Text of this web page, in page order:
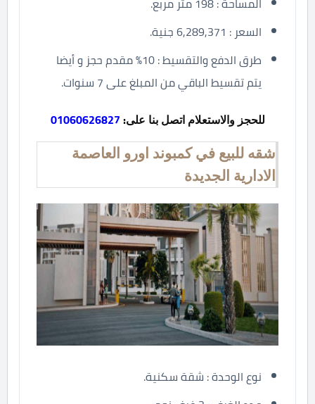
السعر : 6,289,371 جنية.
طرق الدفع والتقسيط : 10% مقدم حجز و أيضا
يتم تقسيط الباقي من المبلغ على 7 سنوات.
للحجز والاستعلام اتصل بنا على:01060626827
شقه للبيع في كمبوند اورو العاصمة
الادارية الجديدة
نوع الوحدة : شقة سكنية.